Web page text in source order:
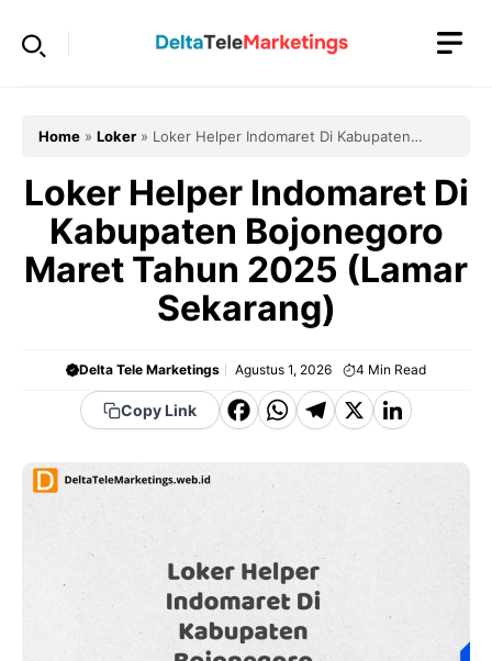
Home » Loker » Loker Helper Indomaret Di Kabupaten
Loker Helper Indomaret Di
Kabupaten Bojonegoro
Maret Tahun 2025 (Lamar
Sekarang)
Delta Tele Marketings Agustus 1, 2026 4 Min Read
Copy Link
F
e
b
o
o
W
a
t
s
A
p
T
g
a
m
X Li
k
e